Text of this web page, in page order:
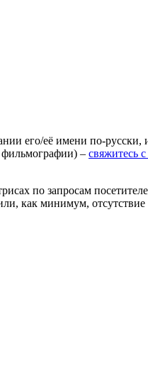
его/её имени по-русски,
фильмографии) – свяжитесь с
по запросам
как минимум, отсутствие